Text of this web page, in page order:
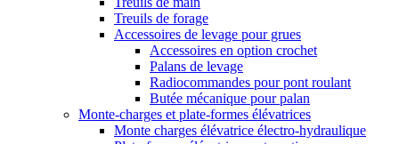
Treuils de forage
Accessoires de levage pour grues
Accessoires en option crochet
Palans de levage
Radiocommandes pour pont roulant
Butée mécanique pour palan
Monte-charges et plate-formes élévatrices
Monte charges élévatrice électro-hydraulique